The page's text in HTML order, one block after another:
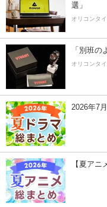
選」
オリコンタ
「別班
オリコンタ
2026年7
【夏ア